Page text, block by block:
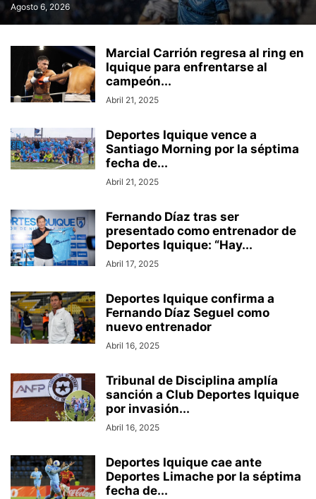
Agosto 6, 2026
Marcial Carrión regresa al ring en
Iquique para enfrentarse al
campeón...
Abril 21, 2025
Deportes Iquique vence a
Santiago Morning por la séptima
fecha de...
Abril 21, 2025
Fernando Díaz tras ser
presentado como entrenador de
Deportes Iquique: “Hay...
Abril 17, 2025
Deportes Iquique confirma a
Fernando Díaz Seguel como
nuevo entrenador
Abril 16, 2025
Tribunal de Disciplina amplía
sanción a Club Deportes Iquique
por invasión...
Abril 16, 2025
Deportes Iquique cae ante
Deportes Limache por la séptima
fecha de...